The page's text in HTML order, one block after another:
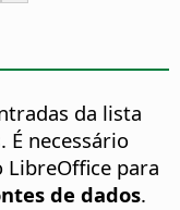
da lista
É necessário
para
de dados.